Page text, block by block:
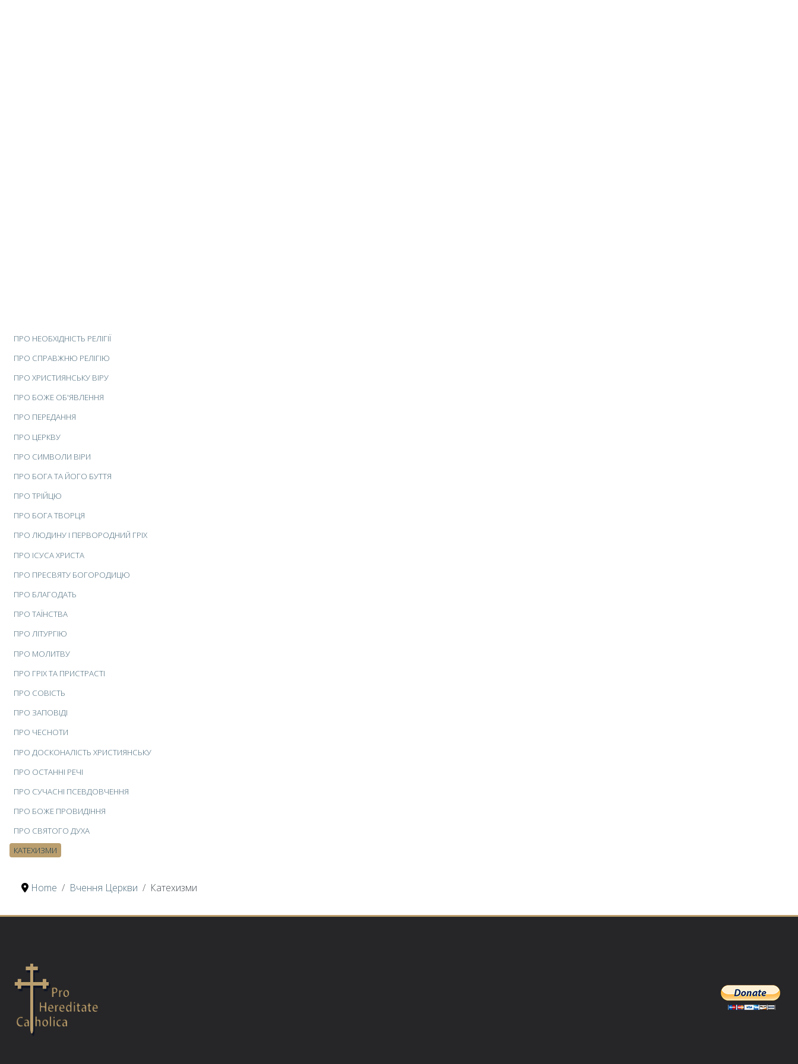
ПРО НЕОБХІДНІСТЬ РЕЛІГІЇ
ПРО СПРАВЖНЮ РЕЛІГІЮ
ПРО ХРИСТИЯНСЬКУ ВІРУ
ПРО БОЖЕ ОБ'ЯВЛЕННЯ
ПРО ПЕРЕДАННЯ
ПРО ЦЕРКВУ
ПРО СИМВОЛИ ВІРИ
ПРО БОГА ТА ЙОГО БУТТЯ
ПРО ТРІЙЦЮ
ПРО БОГА ТВОРЦЯ
ПРО ЛЮДИНУ І ПЕРВОРОДНИЙ ГРІХ
ПРО ІСУСА ХРИСТА
ПРО ПРЕСВЯТУ БОГОРОДИЦЮ
ПРО БЛАГОДАТЬ
ПРО ТАЇНСТВА
ПРО ЛІТУРГІЮ
ПРО МОЛИТВУ
ПРО ГРІХ ТА ПРИСТРАСТІ
ПРО СОВІСТЬ
ПРО ЗАПОВІДІ
ПРО ЧЕСНОТИ
ПРО ДОСКОНАЛІСТЬ ХРИСТИЯНСЬКУ
ПРО ОСТАННІ РЕЧІ
ПРО СУЧАСНІ ПСЕВДОВЧЕННЯ
ПРО БОЖЕ ПРОВИДІННЯ
ПРО СВЯТОГО ДУХА
КАТЕХИЗМИ
Home Вчення Церкви Катехизми